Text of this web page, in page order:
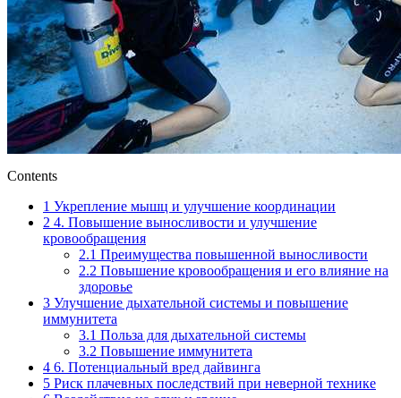
Contents
1 Укрепление мышц и улучшение координации
2 4. Повышение выносливости и улучшение
кровообращения
2.1 Преимущества повышенной выносливости
2.2 Повышение кровообращения и его влияние на
здоровье
3 Улучшение дыхательной системы и повышение
иммунитета
3.1 Польза для дыхательной системы
3.2 Повышение иммунитета
4 6. Потенциальный вред дайвинга
5 Риск плачевных последствий при неверной технике